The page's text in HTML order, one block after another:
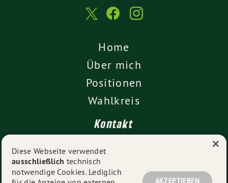
Home
Über mich
Positionen
Wahlkreis
Kontakt
Impressum
Diese Webseite verwendet
ausschließlich technisch
notwendige Cookies. Lediglich
×